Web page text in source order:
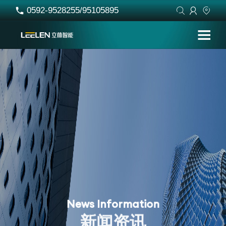
 0592-9528255/95105895   
News Information
新闻资讯